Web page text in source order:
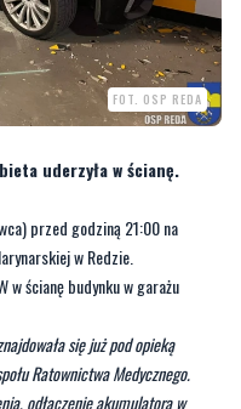
FOT. OSP REDA
uderzyła w ścianę.
w Redzie.
ścianę budynku w garażu
się już pod opieką
Ratownictwa Medycznego.
odłączenie akumulatora w
z pojazdu– relacjonują